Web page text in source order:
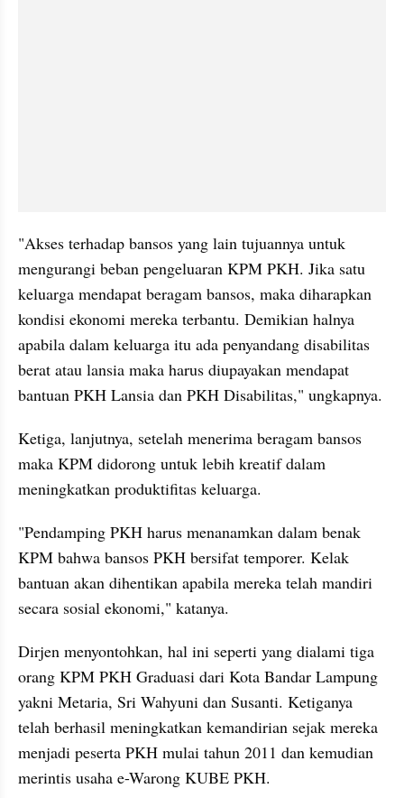
"Akses terhadap bansos yang lain tujuannya untuk
mengurangi beban pengeluaran KPM PKH. Jika satu
keluarga mendapat beragam bansos, maka diharapkan
kondisi ekonomi mereka terbantu. Demikian halnya
apabila dalam keluarga itu ada penyandang disabilitas
berat atau lansia maka harus diupayakan mendapat
Ketiga, lanjutnya, setelah menerima beragam bansos
maka KPM didorong untuk lebih kreatif dalam
meningkatkan produktifitas keluarga.
"Pendamping PKH harus menanamkan dalam benak
KPM bahwa bansos PKH bersifat temporer. Kelak
bantuan akan dihentikan apabila mereka telah mandiri
secara sosial ekonomi," katanya.
Dirjen menyontohkan, hal ini seperti yang dialami tiga
orang KPM PKH Graduasi dari Kota Bandar Lampung
yakni Metaria, Sri Wahyuni dan Susanti. Ketiganya
telah berhasil meningkatkan kemandirian sejak mereka
menjadi peserta PKH mulai tahun 2011 dan kemudian
merintis usaha e-Warong KUBE PKH.